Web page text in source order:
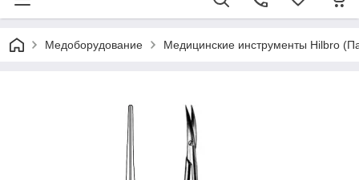
Медоборудование Медицинские инструменты Hilbro